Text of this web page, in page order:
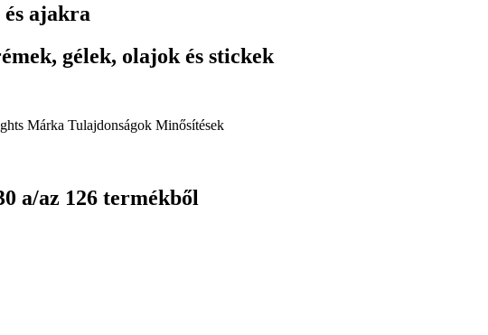
ajakra
gélek, olajok és stickek
Márka Tulajdonságok Minősítések
a/az 126 termékből